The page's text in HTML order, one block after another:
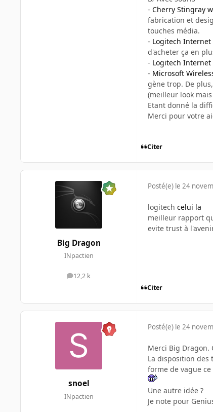
- Cherry Stingray
fabrication et
touches média.
- Logitech Internet
d'acheter ça en
- Logitech Internet
- Microsoft
gène trop. De
(meilleur look
Etant donné la
Merci pour votre
Citer
Big Dragon
INpactien
12,2 k
messages
Posté(e) le 24
logitech celui la
meilleur rapport
evite trust à
Citer
snoel
INpactien
Posté(e) le 24
Merci Big Dragon.
La disposition des
forme de vague
Une autre idée ?
Je note pour